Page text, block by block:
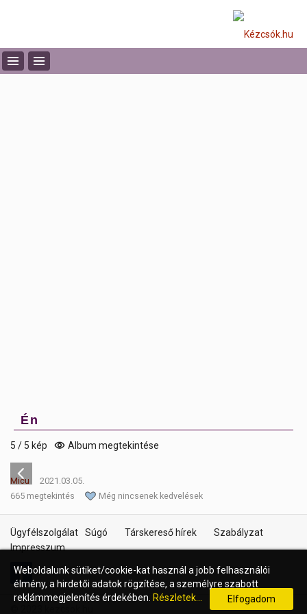
Én
5 / 5 kép Album megtekintése
Micu
2021.03.05.
665 megtekintés
Még nincsenek kedvelések
Ügyfélszolgálat Súgó Társkereső hírek
Szabályzat
Impresszum
Weboldalunk sütiket/cookie-kat használ a jobb felhasználói
élmény, a hirdetői adatok rögzítése, a személyre szabott
reklámmegjelenítés érdekében. Részletek... Elfogadom